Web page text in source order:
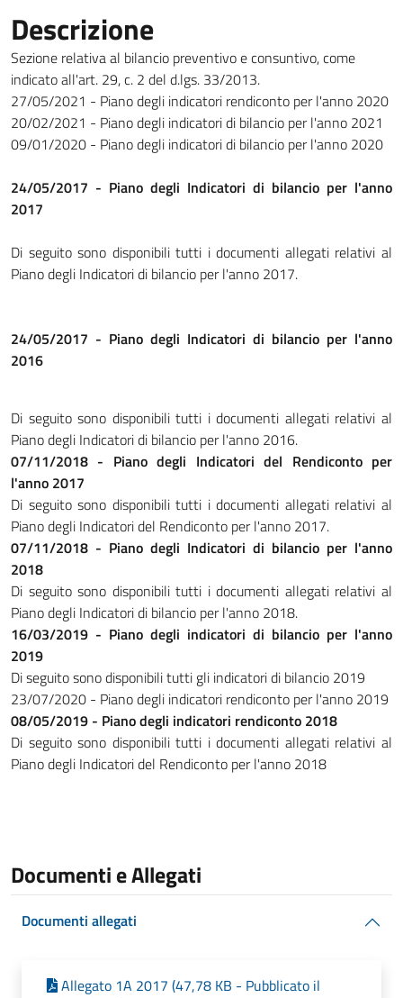
Descrizione
Sezione relativa al bilancio preventivo e consuntivo, come
indicato all'art. 29, c. 2 del d.lgs. 33/2013.
27/05/2021 - Piano degli indicatori rendiconto per l'anno 2020
20/02/2021 - Piano degli indicatori di bilancio per l'anno 2021
09/01/2020 - Piano degli indicatori di bilancio per l'anno 2020
24/05/2017 - Piano degli Indicatori di bilancio per l'anno
2017
Di seguito sono disponibili tutti i documenti allegati relativi al
Piano degli Indicatori di bilancio per l'anno 2017.
24/05/2017 - Piano degli Indicatori di bilancio per l'anno
2016
Di seguito sono disponibili tutti i documenti allegati relativi al
Piano degli Indicatori di bilancio per l'anno 2016.
07/11/2018 - Piano degli Indicatori del Rendiconto per
l'anno 2017
Di seguito sono disponibili tutti i documenti allegati relativi al
Piano degli Indicatori del Rendiconto per l'anno 2017.
07/11/2018 - Piano degli Indicatori di bilancio per l'anno
2018
Di seguito sono disponibili tutti i documenti allegati relativi al
Piano degli Indicatori di bilancio per l'anno 2018.
16/03/2019 - Piano degli indicatori di bilancio per l'anno
2019
Di seguito sono disponibili tutti gli indicatori di bilancio 2019
23/07/2020 - Piano degli indicatori rendiconto per l'anno 2019
08/05/2019 - Piano degli indicatori rendiconto 2018
Di seguito sono disponibili tutti i documenti allegati relativi al
Piano degli Indicatori del Rendiconto per l'anno 2018
Documenti e Allegati
Documenti allegati
Allegato 1A 2017 (47,78 KB - Pubblicato il